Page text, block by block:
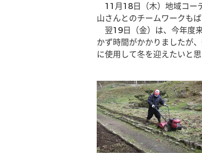
11月18日（木）地域コー
山さんとのチームワークも
翌19日（金）は、今年度
かず時間がかかりましたが
に使用して冬を迎えたいと思